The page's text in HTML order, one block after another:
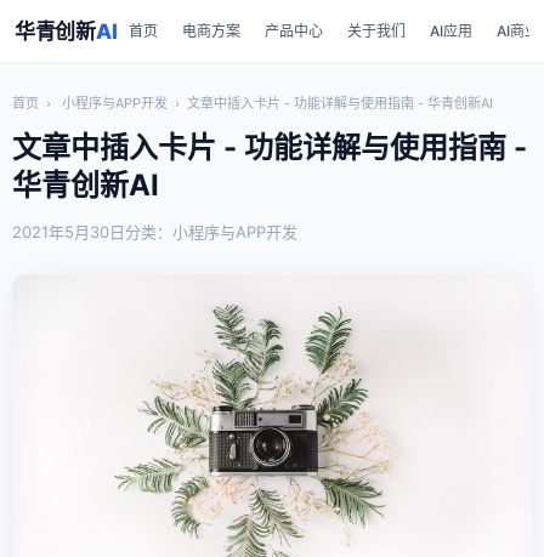
华青创新AI 首页 电商方案 产品中心 关于我们 AI应用 AI商业
首页 › 小程序与APP开发 › 文章中插入卡片 - 功能详解与使用指南 - 华青创新AI
文章中插入卡片 - 功能详解与使用指南 -
华青创新AI
2021年5月30日分类：小程序与APP开发